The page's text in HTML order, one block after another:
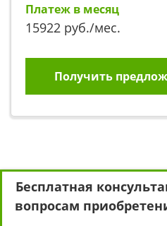
Платеж в месяц
15922 руб./мес.
Получить
Бесплатная
вопросам